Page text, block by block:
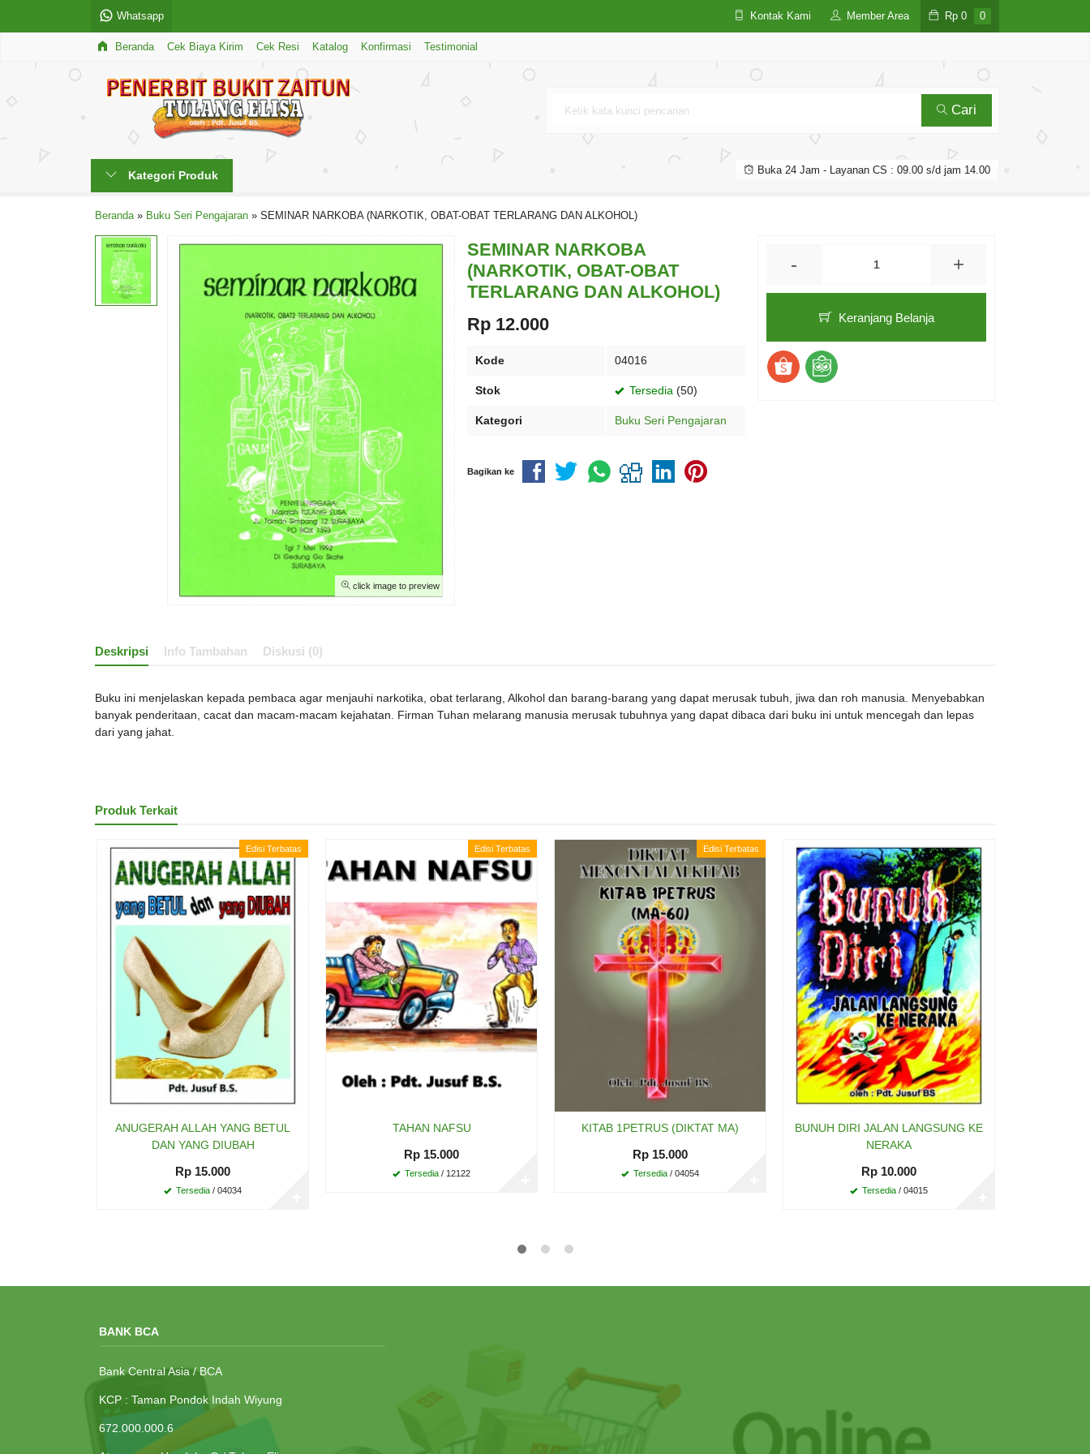
Whatsapp Kontak Kami Member Area Rp 0 0
Beranda Cek Biaya Kirim Cek Resi Katalog Konfirmasi Testimonial
Cari
Kategori Produk Buka 24 Jam - Layanan CS : 09.00 s/d jam 14.00
Beranda» Buku Seri Pengajaran » SEMINAR NARKOBA (NARKOTIK, OBAT-OBAT TERLARANG DAN ALKOHOL)
click image to preview
SEMINAR NARKOBA
(NARKOTIK, OBAT-OBAT
TERLARANG DAN ALKOHOL)
Rp 12.000
Kode 04016
Stok Tersedia (50)
Kategori Buku Seri Pengajaran
- +
Keranjang Belanja
Bagikan ke
Deskripsi Info Tambahan Diskusi (0)
Buku ini menjelaskan kepada pembaca agar menjauhi narkotika, obat terlarang, Alkohol dan barang-barang yang dapat merusak tubuh, jiwa dan roh manusia. Menyebabkan
banyak penderitaan, cacat dan macam-macam kejahatan. Firman Tuhan melarang manusia merusak tubuhnya yang dapat dibaca dari buku ini untuk mencegah dan lepas
dari yang jahat.
Produk Terkait
Edisi Terbatas
ANUGERAH ALLAH YANG BETUL
DAN YANG DIUBAH
Rp 15.000
Tersedia / 04034
Edisi Terbatas
TAHAN NAFSU
Rp 15.000
Tersedia / 12122
Edisi Terbatas
KITAB 1PETRUS (DIKTAT MA)
Rp 15.000
Tersedia / 04054
BUNUH DIRI JALAN LANGSUNG KE
NERAKA
Rp 10.000
Tersedia / 04015
BANK BCA
Bank Central Asia / BCA
KCP : Taman Pondok Indah Wiyung
672.000.000.6